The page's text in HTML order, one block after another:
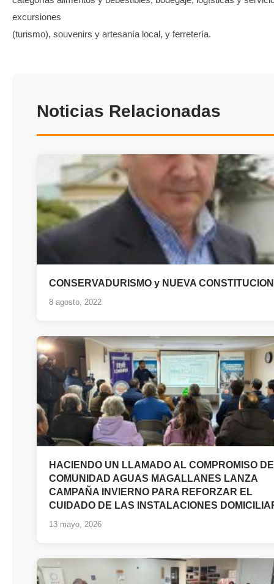
excursiones
(turismo), souvenirs y artesanía local, y ferretería.
Noticias Relacionadas
CONSERVADURISMO y NUEVA CONSTITUCION
8 agosto, 2022
HACIENDO UN LLAMADO AL COMPROMISO
COMUNIDAD AGUAS MAGALLANES LANZA
CAMPAÑA INVIERNO PARA REFORZAR EL
CUIDADO DE LAS INSTALACIONES
13 mayo, 2026